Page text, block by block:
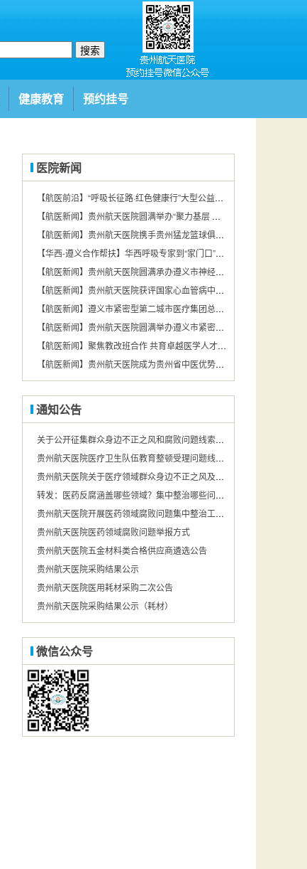
搜索
健康教育 预约挂号
医院新闻
【航医前沿】“呼吸长征路·红色健康行”大型公益项目遵义站在贵州航天医院圆满举行
【航医新闻】贵州航天医院圆满举办“聚力基层 赋能发展——2026年贵州基层医疗机构消毒供应学术交流会第四期”
【航医新闻】贵州航天医院携手贵州猛龙篮球俱乐部探索“体医融合”新路径
【华西-遵义合作帮扶】华西呼吸专家到“家门口”看病！大家直呼“太方便了”
【航医新闻】贵州航天医院圆满承办遵义市神经疾病规范化诊治暨远程脑电图培训会
【航医新闻】贵州航天医院获评国家心血管病中心肺动脉高压专科联盟培育中心
【航医新闻】遵义市紧密型第二城市医疗集团总院举办院感防控能力提升专项培训班
【航医新闻】贵州航天医院圆满举办遵义市紧密型第二城市医疗集团基层急救技术培训会
【航医新闻】聚焦教改班合作 共育卓越医学人才——遵义医药高等专科学校携手贵州航天医院，打造医教协同育人新模式
【航医新闻】贵州航天医院成为贵州省中医优势专科（中医护理）联盟成员单位
通知公告
关于公开征集群众身边不正之风和腐败问题线索的公告
贵州航天医院医疗卫生队伍教育整顿受理问题线索举报的公告
贵州航天医院关于医疗领域群众身边不正之风及腐败问题投诉举报途径的公示
转发：医药反腐涵盖哪些领域？集中整治哪些问题？国家卫健委回应.
贵州航天医院开展医药领域腐败问题集中整治工作举报途径公示
贵州航天医院医药领域腐败问题举报方式
贵州航天医院五金材料类合格供应商遴选公告
贵州航天医院采购结果公示
贵州航天医院医用耗材采购二次公告
贵州航天医院采购结果公示（耗材）
微信公众号